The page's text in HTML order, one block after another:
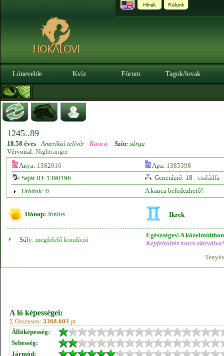
Lónevelde Kvíz Fórum Tagok/lovak
1245..89
18.58 éves -Amerikai telivér - Kanca - Szín: sárga
Vérvonal: Nightranger
Anya: 1382016 Apa: 1385398
Saját ID: 1390196
Generáció: 18 - családfa
Utódok: 0
A kanca befedezhető!
Hónap: Június Ikrek
Súly: megfelelő kondíció
Egészséges! A
Képfeltöltés nincs aktiválva!
A ló képességei:
Σ Összesen: 3368.603 pt
Állóképesség:
Sebesség:
Jármód: